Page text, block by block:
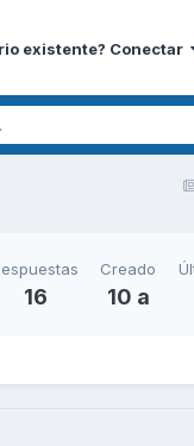
existente? Conectar
16
Creado
10 a